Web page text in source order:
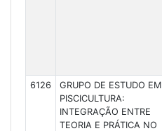
6126
GRUPO DE ESTUDO EM
PISCICULTURA:
INTEGRAÇÃO ENTRE
TEORIA E PRÁTICA NO